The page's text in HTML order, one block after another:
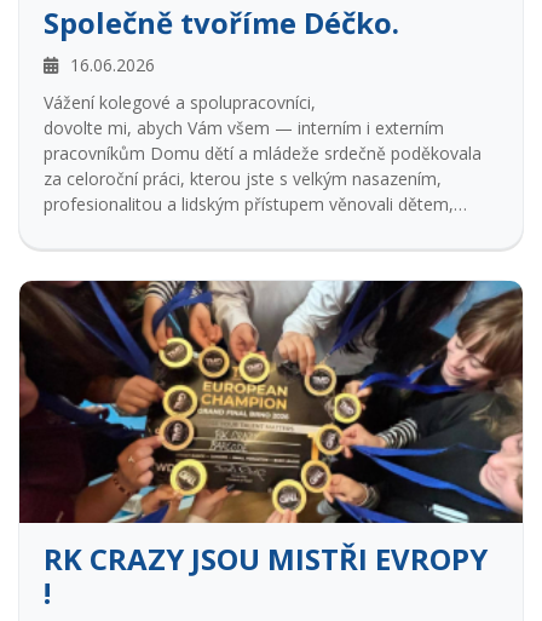
Společně tvoříme Déčko.
16.06.2026
Vážení kolegové a spolupracovníci,
dovolte mi, abych Vám všem — interním i externím
pracovníkům Domu dětí a mládeže srdečně poděkovala
za celoroční práci, kterou jste s velkým nasazením,
profesionalitou a lidským přístupem věnovali dětem,
RK CRAZY JSOU MISTŘI EVROPY
!